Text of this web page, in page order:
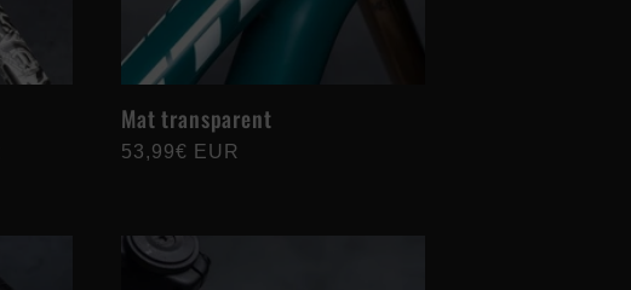
n
Mat transparent
Prix
53,99€ EUR